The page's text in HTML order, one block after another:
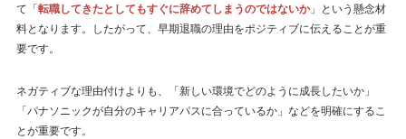
て「 転職してきたとしてもすぐに辞めてしまうのではないか」という懸念材
料となります。したがって、早期退職の理由をポジティブに伝えることが重
要です。
ネガティブな理由付けよりも、「新しい環境でどのように成長したいか」
「パナソニックが自分のキャリアパスに合っているか」などを明確にするこ
とが重要です。